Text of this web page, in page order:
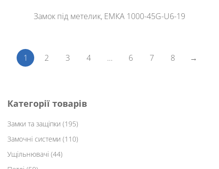
Замок під метелик, ЕМКА 1000-45G-U6-19
1 2 3 4 … 6 7 8 →
Категорії товарів
Замки та защіпки (195)
Замочні системи (110)
Ущільнювачі (44)